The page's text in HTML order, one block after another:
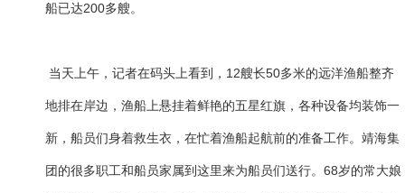
船已达200多艘。
当天上午，记者在码头上看到，12艘长50多米的远洋渔船整齐
地排在岸边，渔船上悬挂着鲜艳的五星红旗，各种设备均装饰一
新，船员们身着救生衣，在忙着渔船起航前的准备工作。靖海集
团的很多职工和船员家属到这里来为船员们送行。68岁的常大娘